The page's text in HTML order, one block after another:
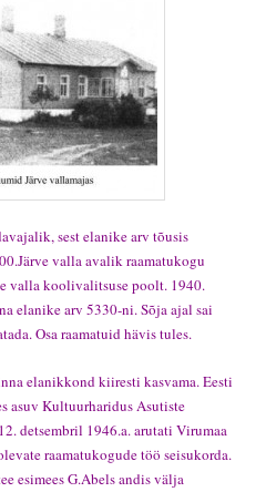
sest elanike arv tõusis
valla avalik raamatukogu
valla koolivalitsuse poolt. 1940.
elanike arv 5330-ni. Sõja ajal sai
Osa raamatuid hävis tules.
elanikkond kiiresti kasvama. Eesti
asuv Kultuurharidus Asutiste
detsembril 1946.a. arutati Virumaa
raamatukogude töö seisukorda.
esimees G.Abels andis välja